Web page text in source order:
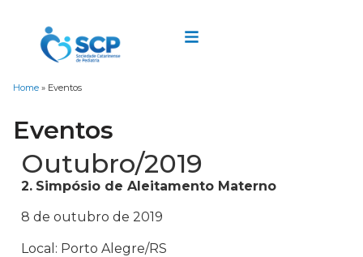
Home » Eventos
Eventos
Outubro/2019
2. Simpósio de Aleitamento Materno
8 de outubro de 2019
Local: Porto Alegre/RS